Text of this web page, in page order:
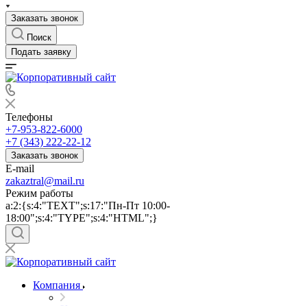
Заказать звонок
Поиск
Подать заявку
Телефоны
+7-953-822-6000
+7 (343) 222-22-12
Заказать звонок
E-mail
zakaztral@mail.ru
Режим работы
a:2:{s:4:"TEXT";s:17:"Пн-Пт 10:00-
18:00";s:4:"TYPE";s:4:"HTML";}
Компания